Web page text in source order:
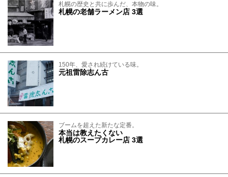
札幌の歴史と共に歩んだ、本物の味。
札幌の老舗ラーメン店 3選
150年、愛され続けている味。
元祖雷除志ん古
ブームを超えた新たな定番。
本当は教えたくない
札幌のスープカレー店 3選